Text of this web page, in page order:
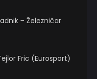
– Železničar
Fric (Eurosport)